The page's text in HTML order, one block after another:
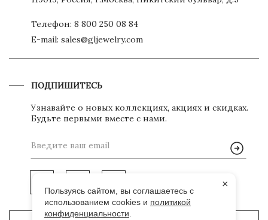
Пользуясь сайтом, вы соглашаетесь с
использованием cookies и политикой
конфиденциальности
×
Телефон: 8 800 250 08 84
E-mail: sales@gljewelry.com
ПОДПИШИТЕСЬ
Узнавайте о новых коллекциях, акциях и скидках.
Будьте первыми вместе с нами.